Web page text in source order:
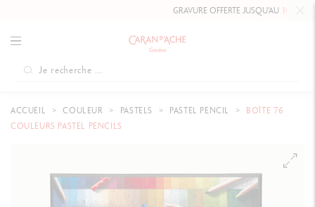
GRAVURE OFFERTE JUSQU'AU10 MAI
ACCUEIL COULEUR PASTELS PASTEL PENCIL
BOÎTE 76
COULEURS PASTEL PENCILS